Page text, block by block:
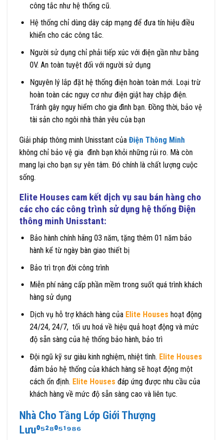
công tắc như hệ thống cũ.
Hệ thống chỉ dùng dây cáp mạng để đưa tín hiệu điều
khiển cho các công tắc.
Người sử dụng chỉ phải tiếp xúc với điện gần như bằng
0V. An toàn tuyệt đối với người sử dụng
Nguyên lý lắp đặt hệ thống điện hoàn toàn mới. Loại trừ
hoàn toàn các nguy cơ như điện giật hay chập điện.
Tránh gây nguy hiểm cho gia đình bạn. Đồng thời, bảo vệ
tài sản cho ngôi nhà thân yêu của bạn
Giải pháp thông minh Unisstant của Điện Thông Minh
không chỉ bảo vệ gia đình bạn khỏi những rủi ro. Mà còn
mang lại cho bạn sự yên tâm. Đó chính là chất lượng cuộc
sống.
Elite Houses cam kết dịch vụ sau bán hàng cho
các cho các công trình sử dụng hệ thống Điện
thông minh Unisstant:
Bảo hành chính hãng 03 năm, tặng thêm 01 năm bảo
hành kể từ ngày bàn giao thiết bị
Bảo trì trọn đời công trình
Miễn phí nâng cấp phần mềm trong suốt quá trình khách
hàng sử dụng
Dịch vụ hỗ trợ khách hàng của Elite Houses hoạt động
24/24, 24/7, tối ưu hoá về hiệu quả hoạt động và mức
độ sẵn sàng của hệ thống bảo hành, bảo trì
Đội ngũ kỹ sư giàu kinh nghiệm, nhiệt tình. Elite Houses
đảm bảo hệ thống của khách hàng sẽ hoạt động một
cách ổn định. Elite Houses đáp ứng được nhu cầu của
khách hàng về mức độ sẵn sàng cao và liên tục.
Nhà Cho Tầng Lớp Giới Thượng
Lưu⁰⁵²⁸⁰⁵¹⁹⁸⁶